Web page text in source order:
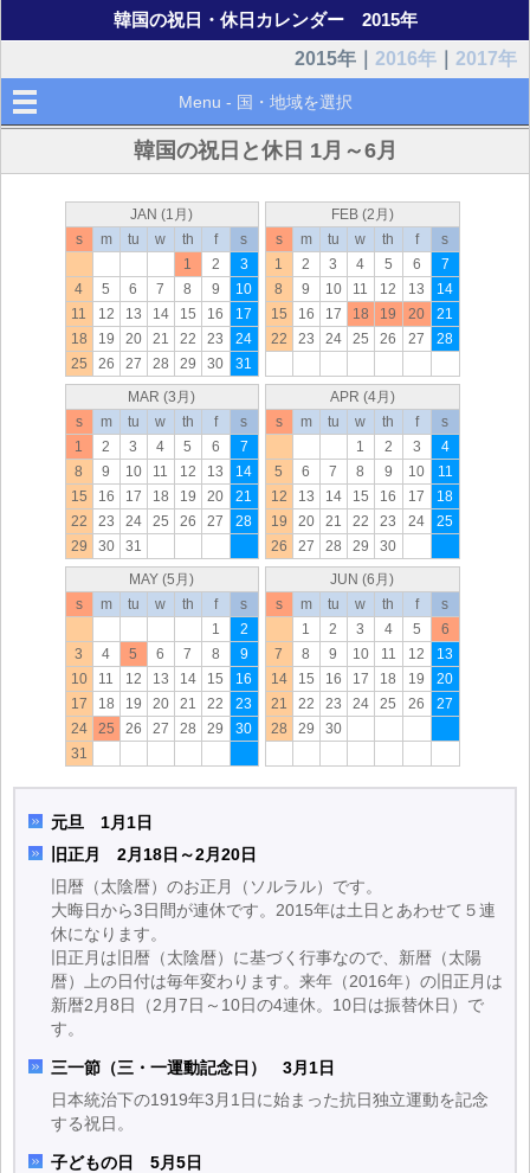
韓国の祝日・休日カレンダー 2015年
2015年｜ 2016年 2017年
Menu - 国・地域を選択
韓国の祝日と休日 1月～6月
JAN (1月)
s
m tu w th f
s
1
2
3
4
5 6 7 8 9
10
11
12 13 14 15 16
17
18
19 20 21 22 23
24
25
26 27 28 29 30 31
FEB (2月)
s
m tu w th f
s
1
2 3 4 5 6
7
8
9 10 11 12 13
14
15
16 17 18 19 20
21
22
23 24 25 26 27 28
MAR (3月)
s
m tu w th f
s
1
2 3 4 5 6
7
8
9 10 11 12 13
14
15
16 17 18 19 20
21
22
23 24 25 26 27
28
29
30 31
APR (4月)
s
m tu w th f
s
1
2 3
4
5
6 7 8 9 10
11
12
13 14 15 16 17
18
19
20 21 22 23 24
25
26
27 28 29
30
MAY (5月)
s
m tu w th f
s
1
2
3
4 5 6 7 8
9
10
11 12 13 14 15
16
17
18 19 20 21 22
23
24
25 26 27 28 29
30
31
JUN (6月)
s
m tu w th f
s
1
2 3 4 5
6
7
8 9 10 11 12
13
14
15 16 17 18 19
20
21
22 23 24 25 26
27
28
29 30
元旦 1月1日
旧正月 2月18日～2月20日
旧暦（太陰暦）のお正月（ソルラル）です。
大晦日から3日間が連休です。2015年は土日とあわせて５連
休になります。
旧正月は旧暦（太陰暦）に基づく行事なので、新暦（太陽
暦）上の日付は毎年変わります。来年（2016年）の旧正月は
新暦2月8日（2月7日～10日の4連休。10日は振替休日）で
す。
三一節（三・一運動記念日） 3月1日
日本統治下の1919年3月1日に始まった抗日独立運動を記念
する祝日。
子どもの日 5月5日